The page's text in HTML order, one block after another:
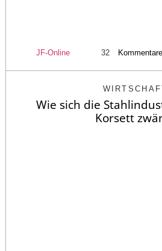
JF-Online 32
Wie sich die
Korsett